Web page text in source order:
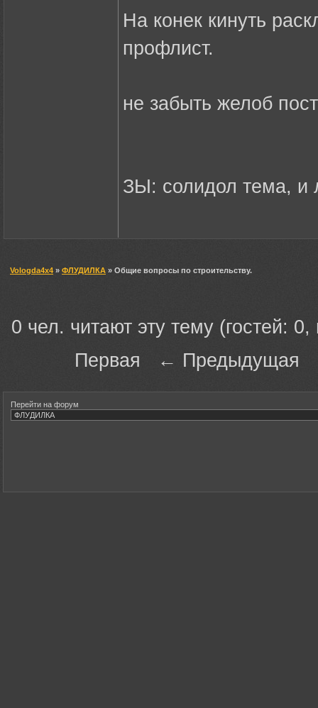
На конек кинуть
профлист.
не забыть желоб
ЗЫ: солидол тема, и
Vologda4x4 » ФЛУДИЛКА » Общие вопросы по строительству.
0 чел. читают эту тему (гостей:
Первая ←
Перейти на форум